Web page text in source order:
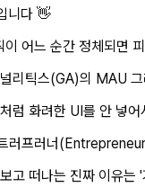
니다 👋
어느 순간 정체되면
리틱스(GA)의 MAU
럼 화려한 UI를 안 넣어
러프러너
고 떠나는 진짜 이유는